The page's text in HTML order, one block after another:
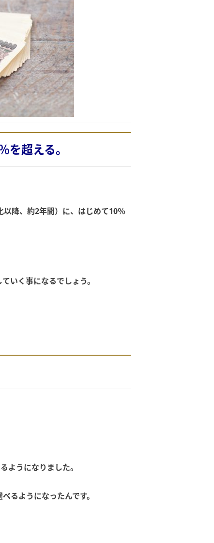
超える。
降、約2年間）に、はじめて10％
いく事になるでしょう。
ようになりました。
るようになったんです。